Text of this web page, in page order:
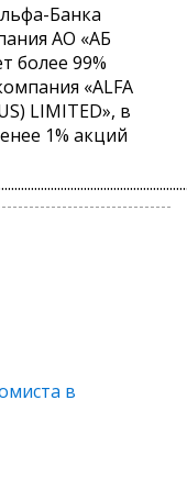
Банка
АО «АБ
более 99%
«ALFA
LIMITED», в
1% акций
в